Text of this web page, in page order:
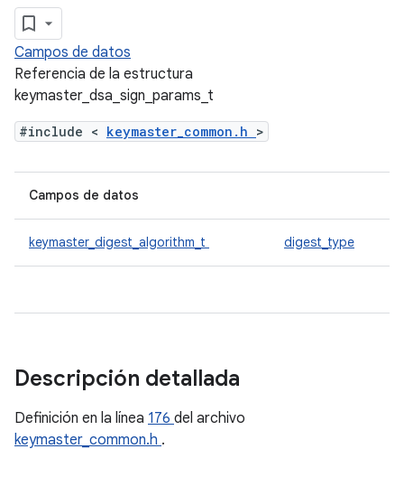
Campos de datos
Referencia de la estructura
keymaster_dsa_sign_params_t
#include < keymaster_common.h >
Campos de datos
keymaster_digest_algorithm_t digest_type
Descripción detallada
Definición en la línea 176 del archivo
keymaster_common.h .